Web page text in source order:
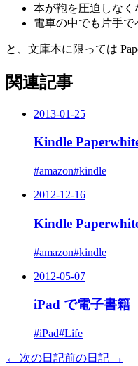
本が鞄を圧迫しなく
電車の中でも片手で
と、文庫本に限っては
関連記事
2013-01-25
Kindle
#amazon#kindle
2012-12-16
Kindle
#amazon#kindle
2012-05-07
iPad で電子書籍
#iPad#Life
← 次の日記前の日記 →